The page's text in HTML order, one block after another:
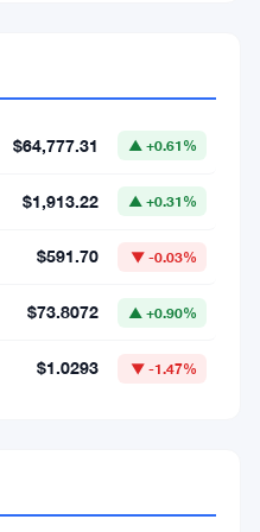
$64,777.31 ▲ +0.61%
$1,913.22 ▲ +0.31%
$591.70 ▼ -0.03%
$73.8072 ▲ +0.90%
$1.0293 ▼ -1.47%